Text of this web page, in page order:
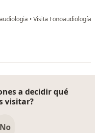
• Visita Fonoaudiología
a decidir qué
visitar?
No